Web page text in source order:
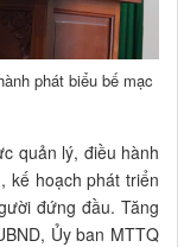
phát biểu bế mạc
quản lý, điều hành
kế hoạch phát triển
đứng đầu. Tăng
Ủy ban MTTQ